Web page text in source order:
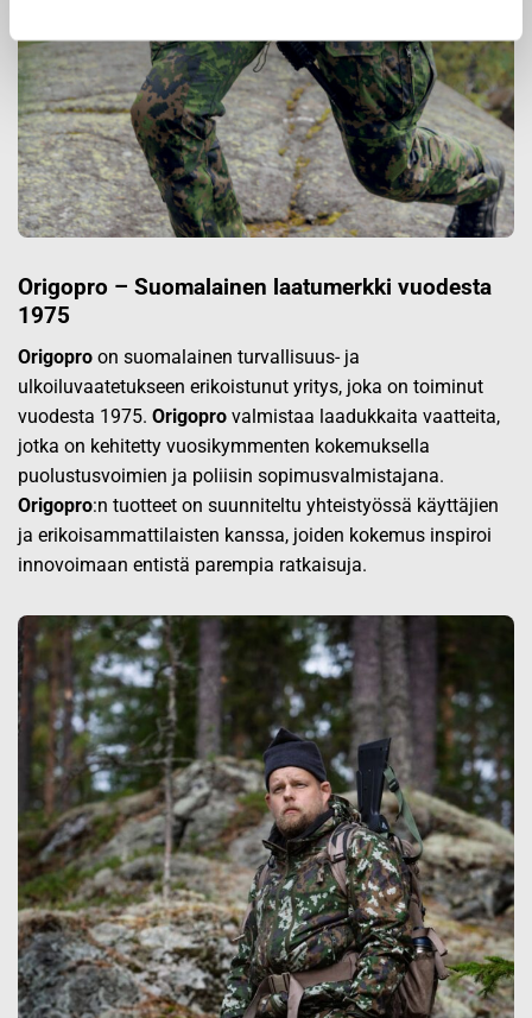
Origopro – Suomalainen laatumerkki vuodesta
1975
Origopro on suomalainen turvallisuus- ja
ulkoiluvaatetukseen erikoistunut yritys, joka on toiminut
vuodesta 1975. Origopro valmistaa laadukkaita vaatteita,
jotka on kehitetty vuosikymmenten kokemuksella
puolustusvoimien ja poliisin sopimusvalmistajana.
Origopro:n tuotteet on suunniteltu yhteistyössä käyttäjien
ja erikoisammattilaisten kanssa, joiden kokemus inspiroi
innovoimaan entistä parempia ratkaisuja.